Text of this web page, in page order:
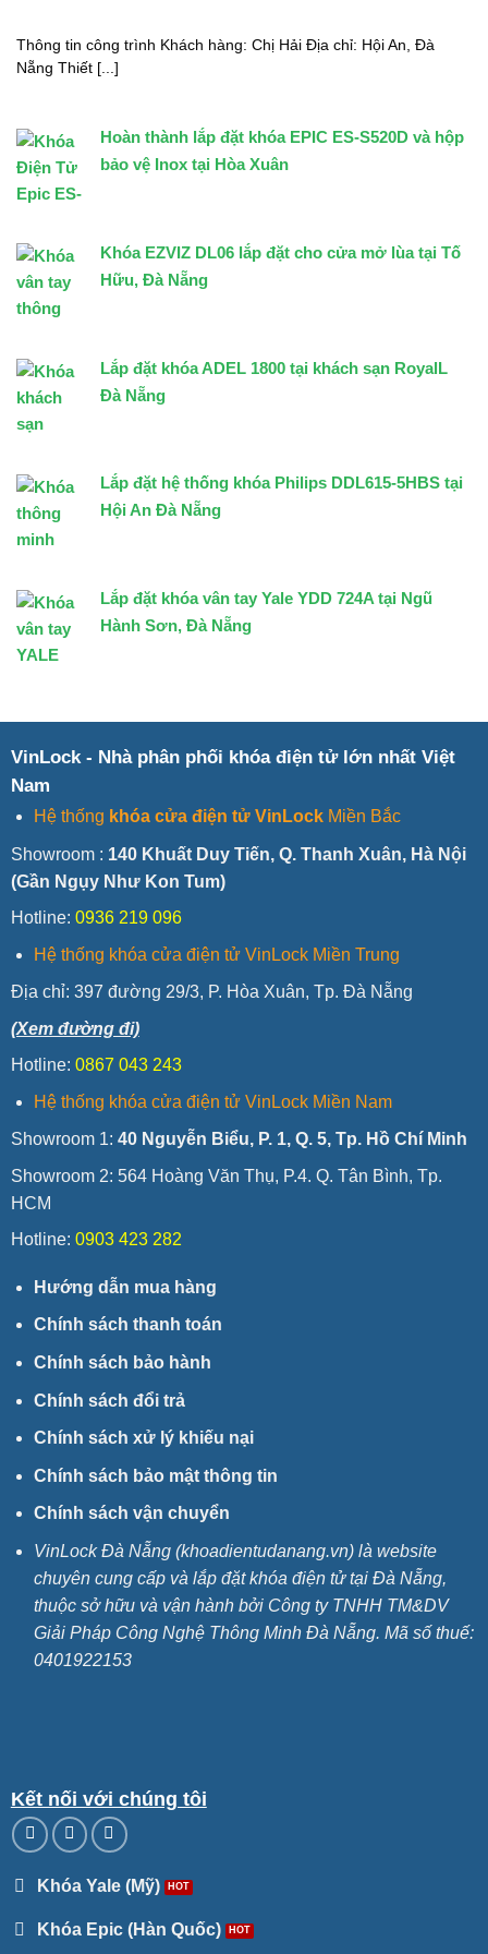
Hoàn thành lắp đặt khóa EPIC ES-S520D và hộp
bảo vệ Inox tại Hòa Xuân
Khóa EZVIZ DL06 lắp đặt cho cửa mở lùa tại Tố
Hữu, Đà Nẵng
Lắp đặt khóa ADEL 1800 tại khách sạn RoyalL
Đà Nẵng
Lắp đặt hệ thống khóa Philips DDL615-5HBS tại
Hội An Đà Nẵng
Lắp đặt khóa vân tay Yale YDD 724A tại Ngũ
Hành Sơn, Đà Nẵng
Thông tin công trình Khách hàng: Chị Hải Địa chỉ: Hội An, Đà
Nẵng Thiết [...]
VinLock - Nhà phân phối khóa điện tử lớn nhất Việt
Nam
Hệ thống khóa cửa điện tử VinLockMiền Bắc
Showroom : 140 Khuất Duy Tiến, Q. Thanh Xuân, Hà Nội
(Gần Ngụy Như Kon Tum)
Hotline: 0936 219 096
Hệ thống khóa cửa điện tử VinLock Miền Trung
Địa chỉ: 397 đường 29/3, P. Hòa Xuân, Tp. Đà Nẵng
(Xem đường đi)
Hotline: 0867 043 243
Hệ thống khóa cửa điện tử VinLock Miền Nam
Showroom 1: 40 Nguyễn Biểu, P. 1, Q. 5, Tp. Hồ Chí Minh
Showroom 2: 564 Hoàng Văn Thụ, P.4. Q. Tân Bình, Tp.
HCM
Hotline: 0903 423 282
Hướng dẫn mua hàng
Chính sách thanh toán
Chính sách bảo hành
Chính sách đổi trả
Chính sách xử lý khiếu nại
Chính sách bảo mật thông tin
Chính sách vận chuyển
VinLock Đà Nẵng (khoadientudanang.vn) là website
chuyên cung cấp và lắp đặt khóa điện tử tại Đà Nẵng,
thuộc sở hữu và vận hành bởi Công ty TNHH TM&DV
Giải Pháp Công Nghệ Thông Minh Đà Nẵng. Mã số thuế:
0401922153
Kết nối với chúng tôi
Khóa Yale (Mỹ)
Khóa Epic (Hàn Quốc)